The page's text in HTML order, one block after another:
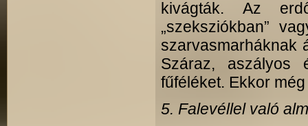
kivágták. Az
„szeksziókban”
szarvasmarháknak
Száraz, aszályos
fűféléket. Ekkor
5. Falevéllel való